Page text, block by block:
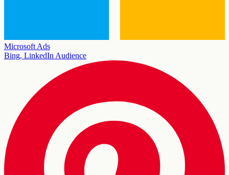
Microsoft Ads
Bing, LinkedIn Audience